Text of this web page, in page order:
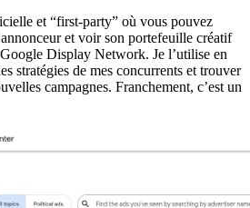
et “first-party” où vous pouvez
et voir son portefeuille créatif
Display Network. Je l’utilise en
stratégies de mes concurrents et trouver
campagnes. Franchement, c’est un